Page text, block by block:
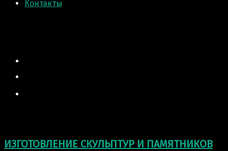
Контакты
ИЗГОТОВЛЕНИЕ СКУЛЬПТУР И ПАМЯТНИКОВ